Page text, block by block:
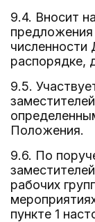
9.4. Вносит
распорядке,
9.5.
Положения.
9.6. По
рабочих
пункте 1